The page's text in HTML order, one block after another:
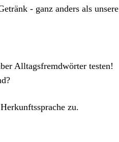
- ganz anders als unsere
Alltagsfremdwörter testen!
zu.